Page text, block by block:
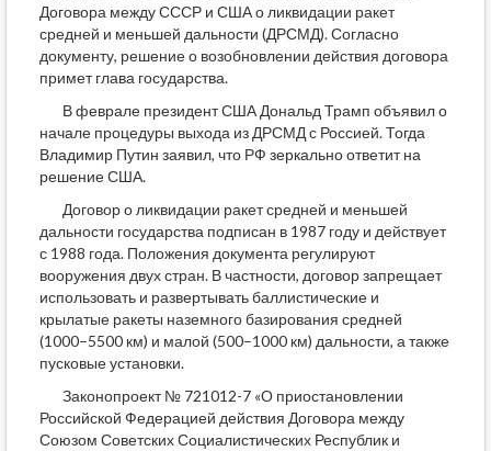
Договора между СССР и США о ликвидации ракет
средней и меньшей дальности (ДРСМД). Согласно
документу, решение о возобновлении действия договора
примет глава государства.
В феврале президент США Дональд Трамп объявил о
начале процедуры выхода из ДРСМД с Россией. Тогда
Владимир Путин заявил, что РФ зеркально ответит на
решение США.
Договор о ликвидации ракет средней и меньшей
дальности государства подписан в 1987 году и действует
с 1988 года. Положения документа регулируют
вооружения двух стран. В частности, договор запрещает
использовать и развертывать баллистические и
крылатые ракеты наземного базирования средней
(1000–5500 км) и малой (500–1000 км) дальности, а также
пусковые установки.
Законопроект № 721012-7 «О приостановлении
Российской Федерацией действия Договора между
Союзом Советских Социалистических Республик и